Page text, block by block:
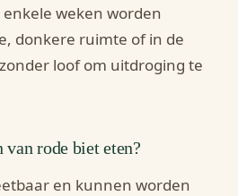
weken worden
donkere ruimte of in de
loof om uitdroging te
rode biet eten?
en kunnen worden